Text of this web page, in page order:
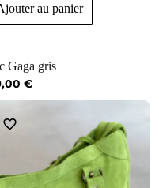
au panier
Gaga gris
€